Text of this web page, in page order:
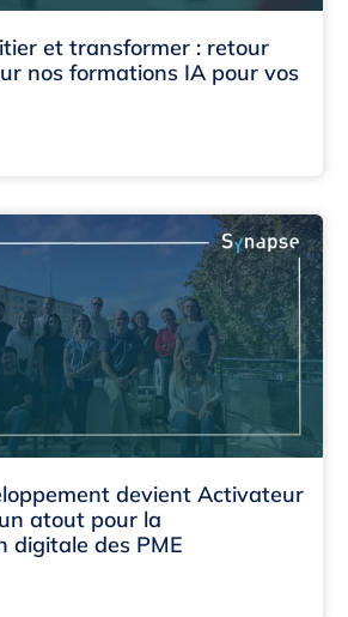
et transformer : retour
nos formations IA pour vos
devient Activateur
atout pour la
digitale des PME